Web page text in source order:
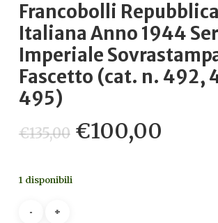
Francobolli
Italiana Anno 1944
Imperiale
Fascetto (cat. n. 492,
495)
€135,00 Il
prezzo
€100,00
1 disponibili